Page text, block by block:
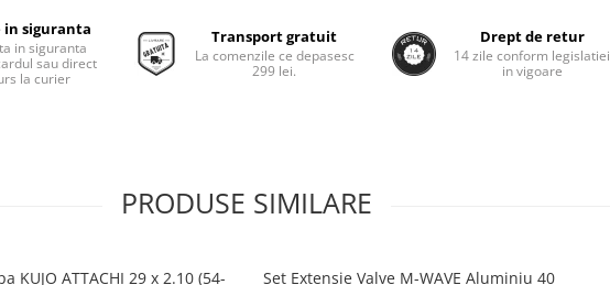
in siguranta
in siguranta
sau direct
la curier
Transport gratuit
La comenzile ce depasesc
299 lei.
Drept de retur
14 zile conform legislatiei
in vigoare
PRODUSE SIMILARE
KUJO ATTACHI 29 x 2.10 (54-
Set Extensie Valve M-WAVE Aluminiu 40